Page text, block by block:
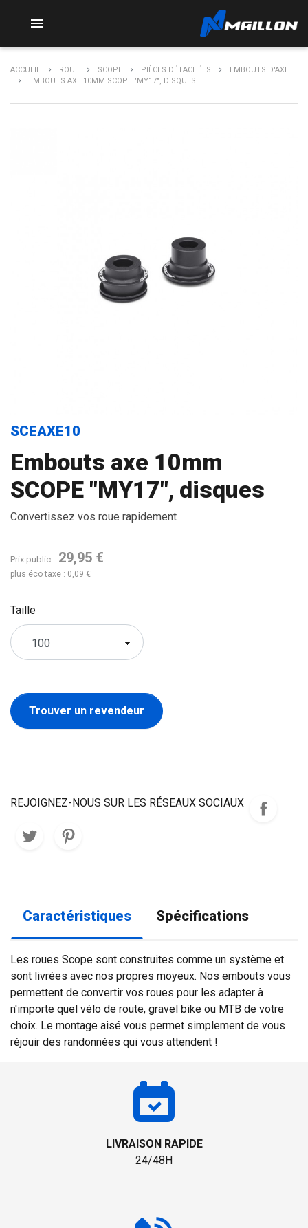

ACCUEIL ROUE SCOPE PIÈCES DÉTACHÉES
EMBOUTS D'AXE
EMBOUTS AXE 10MM SCOPE "MY17", DISQUES
SCEAXE10
Embouts axe 10mm
SCOPE "MY17", disques
Convertissez vos roue rapidement
Prix public 29,95 €
plus éco taxe : 0,09 €
Taille
Trouver un revendeur
REJOIGNEZ-NOUS SUR LES RÉSEAUX SOCIAUX
Caractéristiques Spécifications
Les roues Scope sont construites comme un système et
sont livrées avec nos propres moyeux. Nos embouts vous
permettent de convertir vos roues pour les adapter à
n'importe quel vélo de route, gravel bike ou MTB de votre
choix. Le montage aisé vous permet simplement de vous
réjouir des randonnées qui vous attendent !
LIVRAISON RAPIDE
24/48H